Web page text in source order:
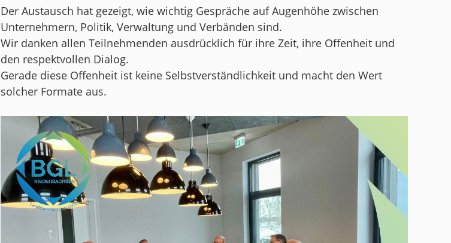
Der Austausch hat gezeigt, wie wichtig Gespräche auf Augenhöhe zwischen
Unternehmern, Politik, Verwaltung und Verbänden sind.
Wir danken allen Teilnehmenden ausdrücklich für ihre Zeit, ihre Offenheit und
den respektvollen Dialog.
Gerade diese Offenheit ist keine Selbstverständlichkeit und macht den Wert
solcher Formate aus.